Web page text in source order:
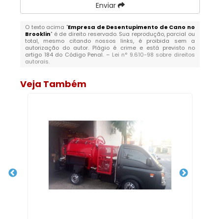
Enviar
O texto acima "Empresa de Desentupimento de Cano no
Brooklin" é de direito reservado. Sua reprodução, parcial ou
total, mesmo citando nossos links, é proibida sem a
autorização do autor. Plágio é crime e está previsto no
artigo 184 do Código Penal. – Lei n° 9.610-98 sobre direitos
autorais.
Veja Também